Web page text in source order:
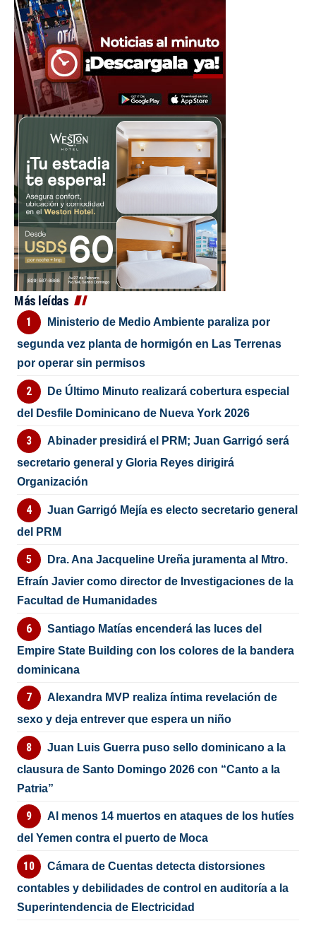
Más leídas
Ministerio de Medio Ambiente paraliza por
segunda vez planta de hormigón en Las Terrenas
por operar sin permisos
De Último Minuto realizará cobertura especial
del Desfile Dominicano de Nueva York 2026
Abinader presidirá el PRM; Juan Garrigó será
secretario general y Gloria Reyes dirigirá
Organización
Juan Garrigó Mejía es electo secretario general
del PRM
Dra. Ana Jacqueline Ureña juramenta al Mtro.
Efraín Javier como director de Investigaciones de la
Facultad de Humanidades
Santiago Matías encenderá las luces del
Empire State Building con los colores de la bandera
dominicana
Alexandra MVP realiza íntima revelación de
sexo y deja entrever que espera un niño
Juan Luis Guerra puso sello dominicano a la
clausura de Santo Domingo 2026 con “Canto a la
Patria”
Al menos 14 muertos en ataques de los hutíes
del Yemen contra el puerto de Moca
Cámara de Cuentas detecta distorsiones
contables y debilidades de control en auditoría a la
Superintendencia de Electricidad